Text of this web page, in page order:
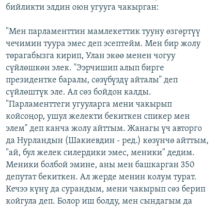
бийликти элдин оюн угууга чакырган:
"Мен парламенттин мамлекеттик тууну өзгөртүү
чечимин туура эмес деп эсептейм. Мен бир жолу
төрагабызга кирип, Улан экөө менен чогуу
сүйлөшкөн элек. "Ээрчишип алып бирге
президентке баралы, сөзүбүздү айталы" деп
сүйлөштүк эле. Ал сөз бойдон калды.
"Парламенттеги угууларга мени чакырып
койсоңор, ушул желекти бекиткен спикер мен
элем" деп канча жолу айттым. Жанагы үч авторго
да Нурландын (Шакиевдин - ред.) көзүнчө айттым,
"ай, бул желек силердики эмес, меники" дедим.
Меники болбой эмине, аны мен башкарган 350
депутат бекиткен. Ал жерде менин колум турат.
Кечээ күнү да сурандым, мени чакырып сөз берип
койгула деп. Болор иш болду, мен сындагым да